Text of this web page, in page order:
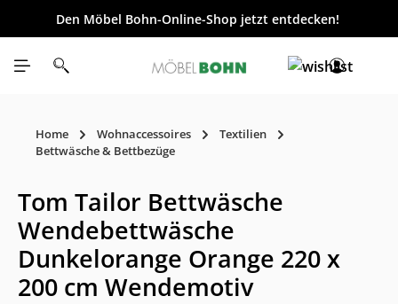
springen
Den Möbel Bohn-Online-Shop jetzt entdecken!
Home Wohnaccessoires
Textilien
Bettwäsche & Bettbezüge
Tom Tailor Bettwäsche
Wendebettwäsche
Dunkelorange Orange 220 x
200 cm Wendemotiv